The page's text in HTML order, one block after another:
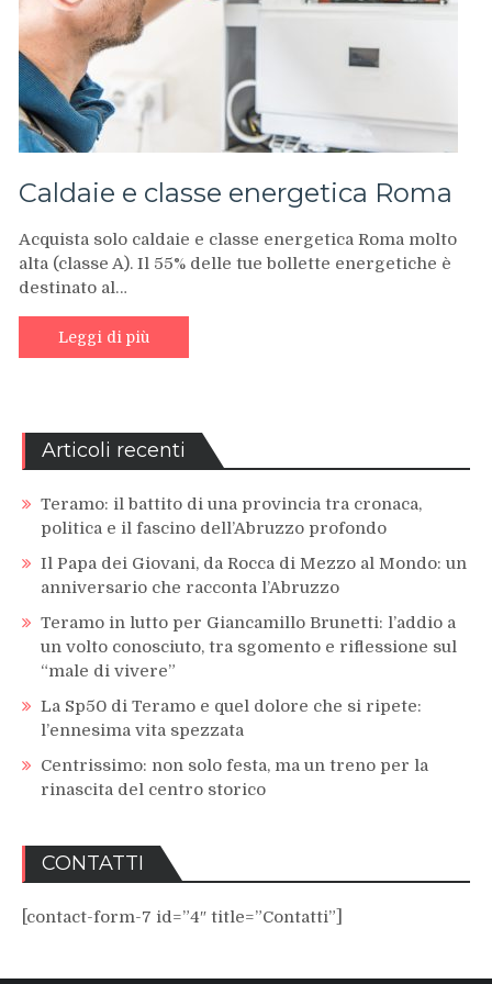
Caldaie e classe energetica Roma
Acquista solo caldaie e classe energetica Roma molto
alta (classe A). Il 55% delle tue bollette energetiche è
destinato al…
Leggi di più
Articoli recenti
Teramo: il battito di una provincia tra cronaca,
politica e il fascino dell’Abruzzo profondo
Il Papa dei Giovani, da Rocca di Mezzo al Mondo: un
anniversario che racconta l’Abruzzo
Teramo in lutto per Giancamillo Brunetti: l’addio a
un volto conosciuto, tra sgomento e riflessione sul
“male di vivere”
La Sp50 di Teramo e quel dolore che si ripete:
l’ennesima vita spezzata
Centrissimo: non solo festa, ma un treno per la
rinascita del centro storico
CONTATTI
[contact-form-7 id=”4″ title=”Contatti”]